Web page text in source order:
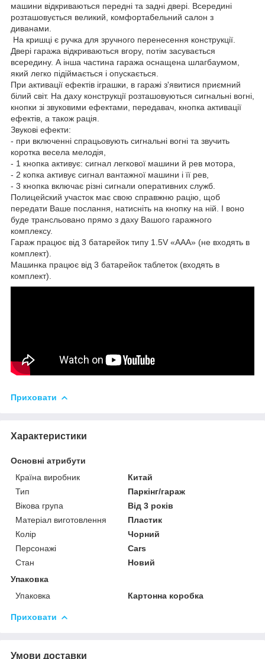
машини відкриваються передні та задні двері. Всередині
розташовується великий, комфортабельний салон з
диванами.
На кришці є ручка для зручного перенесення конструкції.
Двері гаража відкриваються вгору, потім засувається
всередину. А інша частина гаража оснащена шлагбаумом,
який легко підіймається і опускається.
При активації ефектів іграшки, в гаражі з'явитися приємний
білий світ. На даху конструкції розташовуються сигнальні вогні,
кнопки зі звуковими ефектами, передавач, кнопка активації
ефектів, а також рація.
Звукові ефекти:
- при включенні спрацьовують сигнальні вогні та звучить
коротка весела мелодія,
- 1 кнопка активує: сигнал легкової машини й рев мотора,
- 2 копка активує сигнал вантажної машини і її рев,
- 3 кнопка включає різні сигнали оперативних служб.
Полицейский участок має свою справжню рацію, щоб
передати Ваше послання, натисніть на кнопку на ній. І воно
буде трансльовано прямо з даху Вашого гаражного
комплексу.
Гараж працює від 3 батарейок типу 1.5V «ААА» (не входять в
комплект).
Машинка працює від 3 батарейок таблеток (входять в
комплект).
Приховати
Характеристики
Основні атрибути
Країна виробник
Китай
Тип
Паркінг/гараж
Вікова група
Від 3 років
Матеріал виготовлення
Пластик
Колір
Чорний
Персонажі
Cars
Стан
Новий
Упаковка
Упаковка
Картонна коробка
Приховати
Умови доставки